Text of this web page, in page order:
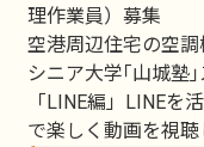
理作業員）募集
空港周辺住宅の空
シニア大学｢山城塾
「LINE編」LINEを
で楽しく動画を視聴